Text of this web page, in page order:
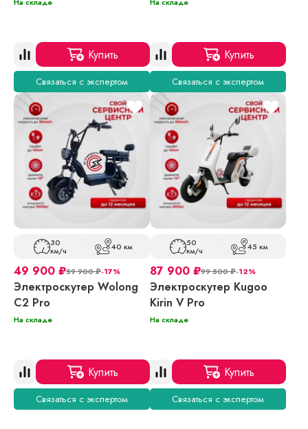
Купить
Связаться с экспертом
Купить
Связаться с экспертом
30
км/ч 40 км
49 900 ₽59 900₽-17%
Электроскутер Wolong
C2 Pro
На складе
Купить
Связаться с экспертом
50
км/ч 45 км
87 900 ₽99 500₽-12%
Электроскутер Kugoo
Kirin V Pro
На складе
Купить
Связаться с экспертом